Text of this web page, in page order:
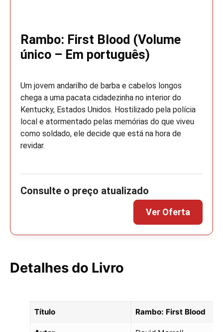
Rambo: First Blood (Volume
único – Em português)
Um jovem andarilho de barba e cabelos longos
chega a uma pacata cidadezinha no interior do
Kentucky, Estados Unidos. Hostilizado pela polícia
local e atormentado pelas memórias do que viveu
como soldado, ele decide que está na hora de
revidar.
Detalhes do Livro
Título Rambo: First Blood